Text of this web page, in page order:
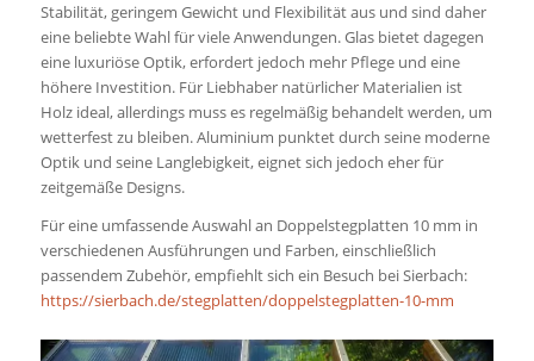
Stabilität, geringem Gewicht und Flexibilität aus und sind daher
eine beliebte Wahl für viele Anwendungen. Glas bietet dagegen
eine luxuriöse Optik, erfordert jedoch mehr Pflege und eine
höhere Investition. Für Liebhaber natürlicher Materialien ist
Holz ideal, allerdings muss es regelmäßig behandelt werden, um
wetterfest zu bleiben. Aluminium punktet durch seine moderne
Optik und seine Langlebigkeit, eignet sich jedoch eher für
zeitgemäße Designs.
Für eine umfassende Auswahl an Doppelstegplatten 10 mm in
verschiedenen Ausführungen und Farben, einschließlich
passendem Zubehör, empfiehlt sich ein Besuch bei Sierbach:
https://sierbach.de/stegplatten/doppelstegplatten-10-mm